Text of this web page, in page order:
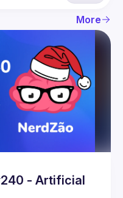
More
- Artificial